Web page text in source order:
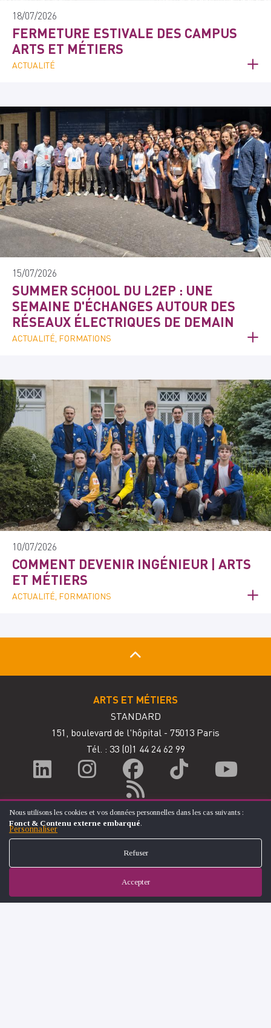
18/07/2026
FERMETURE ESTIVALE DES CAMPUS
ARTS ET MÉTIERS
ACTUALITÉ
15/07/2026
SUMMER SCHOOL DU L2EP : UNE
SEMAINE D'ÉCHANGES AUTOUR DES
RÉSEAUX ÉLECTRIQUES DE DEMAIN
ACTUALITÉ, FORMATIONS
10/07/2026
COMMENT DEVENIR INGÉNIEUR | ARTS
ET MÉTIERS
ACTUALITÉ, FORMATIONS
ARTS ET MÉTIERS
STANDARD
151, boulevard de l'hôpital - 75013 Paris
Tél. : 33 (0)1 44 24 62 99
UTILISATION
DES
DONNÉES
DES
Nous utilisons les cookies et vos données personnelles dans les cas suivants :
Fonct & Contenu externe embarqué.
Personnaliser
Refuser
Accepter